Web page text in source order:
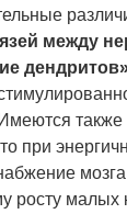
между
дендрит
при энерги
росту малых